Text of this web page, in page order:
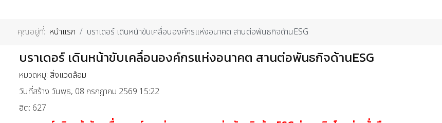
คุณอยู่ที่: หน้าแรก บราเดอร์ เดินหน้าขับเคลื่อนองค์กรแห่งอนาคต สานต่อพันธกิจด้านESG
บราเดอร์ เดินหน้าขับเคลื่อนองค์กรแห่งอนาคต สานต่อพันธกิจด้านESG
หมวดหมู่: สิ่งแวดล้อม
วันที่สร้าง วันพุธ, 08 กรกฎาคม 2569 15:22
ฮิต: 627